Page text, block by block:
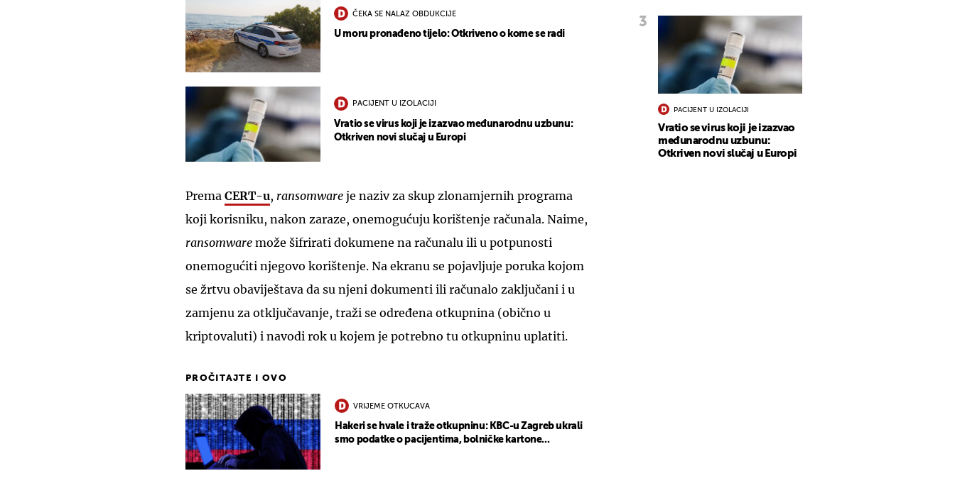
ČEKA SE NALAZ OBDUKCIJE
U moru pronađeno tijelo: Otkriveno o kome se radi
PACIJENT U IZOLACIJI
Vratio se virus koji je izazvao međunarodnu uzbunu:
Otkriven novi slučaj u Europi
Prema CERT-u, ransomware je naziv za skup zlonamjernih programa
koji korisniku, nakon zaraze, onemogućuju korištenje računala. Naime,
ransomware može šifrirati dokumene na računalu ili u potpunosti
onemogućiti njegovo korištenje. Na ekranu se pojavljuje poruka kojom
se žrtvu obaviještava da su njeni dokumenti ili računalo zaključani i u
zamjenu za otključavanje, traži se određena otkupnina (obično u
kriptovaluti) i navodi rok u kojem je potrebno tu otkupninu uplatiti.
PROČITAJTE I OVO
VRIJEME OTKUCAVA
Hakeri se hvale i traže otkupninu: KBC-u Zagreb ukrali
smo podatke o pacijentima, bolničke kartone...
PACIJENT U IZOLACIJI
Vratio se virus koji je izazvao
međunarodnu uzbunu:
Otkriven novi slučaj u Europi